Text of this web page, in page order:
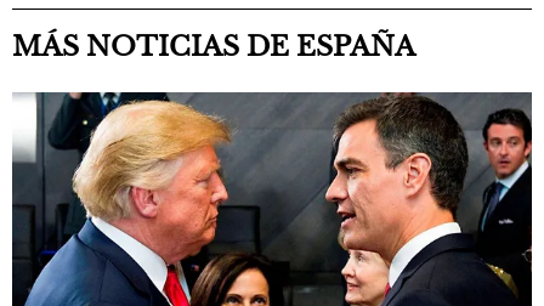
MÁS NOTICIAS DE ESPAÑA